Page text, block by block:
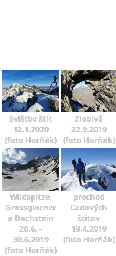
Svišťov štít
12.1.2020
(foto Horňák)
Zlobivá
22.9.2019
(foto Horňák)
Wildspitze,
Grossglocner
a Dachstein
26.6. -
30.6.2019
(foto Horňák)
prechod
Ľadových
štítov
19.4.2019
(foto Horňák)